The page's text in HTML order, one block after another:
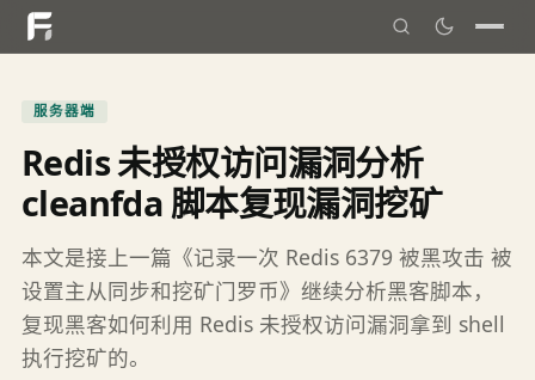
服务器端
Redis 未授权访问漏洞分析
cleanfda 脚本复现漏洞挖矿
本文是接上一篇《记录一次 Redis 6379 被黑攻击 被
设置主从同步和挖矿门罗币》继续分析黑客脚本，
复现黑客如何利用 Redis 未授权访问漏洞拿到 shell
执行挖矿的。